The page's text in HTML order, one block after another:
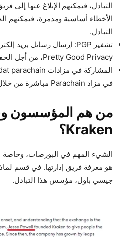
الأخطاء أساسية ومدمرة،
التبادل.
Pretty Good Privacy، من أجل الحفاظ على أمان المستخدمين.
في مزاد Parachain مباشرة من خلال بورصة Kraken.
من هم المؤسسون
Kraken؟
الشيء المهم في البورصات، وخاصة
جيسي باول، مؤسس هذا التبادل.